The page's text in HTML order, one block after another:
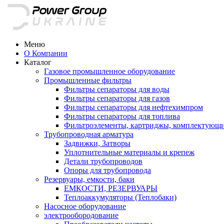
Меню
О Компании
Каталог
Газовое промышленное оборудование
Промышленные фильтры
Фильтры сепараторы для воды
Фильтры сепараторы для газов
Фильтры сепараторы для нефтехимпром
Фильтры сепараторы для топлива
Фильтроэлементы, картриджы,
Трубопроводная арматура
Задвижки, Затворы
Уплотнительные материалы и крепеж
Детали трубопроводов
Опоры для трубопровода
Резервуары, емкости, баки
ЕМКОСТИ, РЕЗЕРВУАРЫ
Теплоаккумуляторы (Теплобаки)
Насосное оборудование
электрообородование